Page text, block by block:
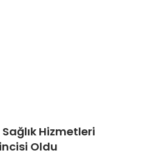
Hizmetleri
Oldu